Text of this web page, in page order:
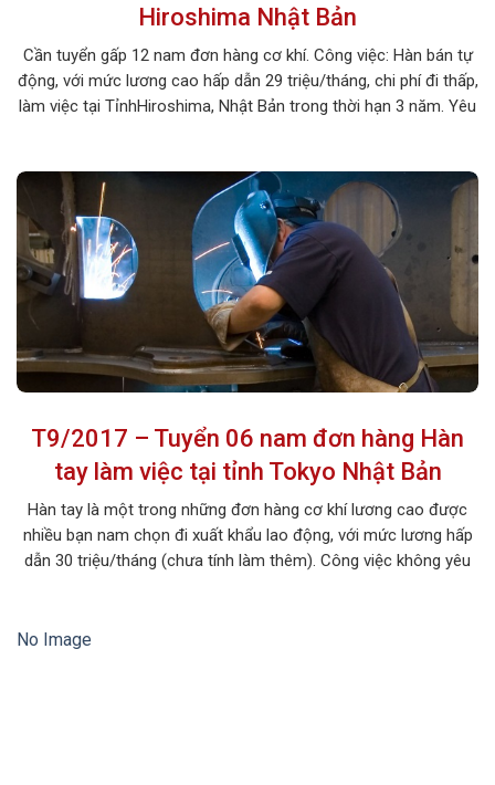
Hiroshima Nhật Bản
Cần tuyển gấp 12 nam đơn hàng cơ khí. Công việc: Hàn bán tự
động, với mức lương cao hấp dẫn 29 triệu/tháng, chi phí đi thấp,
làm việc tại TỉnhHiroshima, Nhật Bản trong thời hạn 3 năm. Yêu
T9/2017 – Tuyển 06 nam đơn hàng Hàn
tay làm việc tại tỉnh Tokyo Nhật Bản
Hàn tay là một trong những đơn hàng cơ khí lương cao được
nhiều bạn nam chọn đi xuất khẩu lao động, với mức lương hấp
dẫn 30 triệu/tháng (chưa tính làm thêm). Công việc không yêu
No Image